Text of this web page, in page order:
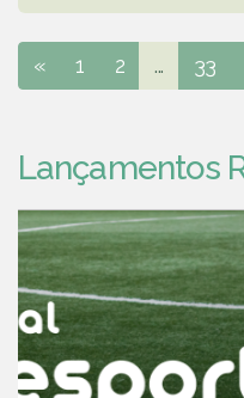
« 1 2 ... 33
Lançamentos